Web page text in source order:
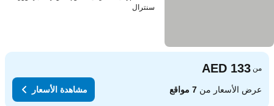
سنترال
من
عرض الأسعار من7 مواقع مشاهدة الأسعار